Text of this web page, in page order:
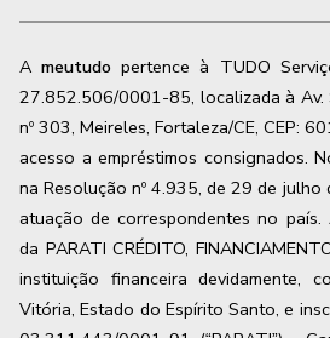
Ameutudo pertence à TUDO
27.852.506/0001-85, localizada à Av.
nº 303, Meireles, Fortaleza/CE, CEP:
acesso a empréstimos consignados.
na Resolução nº 4.935, de 29 de julho
atuação de correspondentes no país.
da PARATI CRÉDITO,
instituição financeira devidamente,
Vitória, Estado do Espírito Santo, e